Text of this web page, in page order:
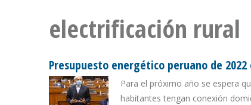
electrificación rural
Presupuesto energético peruano de
Para el próximo año se espera
habitantes tengan conexión